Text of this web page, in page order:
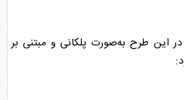
در این طرح به‌صورت پلکانی و مبتنی بر